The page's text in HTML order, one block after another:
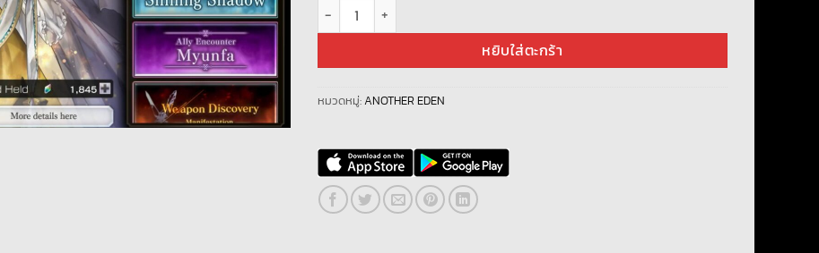
จำนวน Another Eden - [ Global Server ] - ตัวละคร 5 ดาว 11-15 ตัว + เพชร 80000 + อื่นๆสุ่ม ชิ้น
หยิบใส่ตะกร้า
หมวดหมู่:ANOTHER EDEN